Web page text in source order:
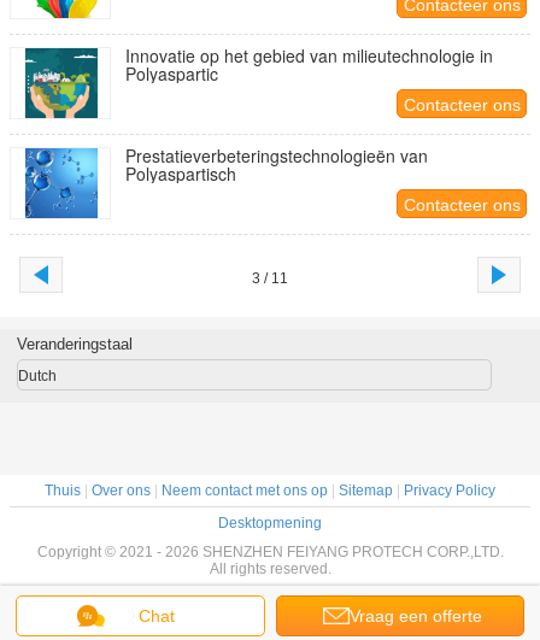
Contacteer ons
Innovatie op het gebied van milieutechnologie in
Polyaspartic
Contacteer ons
Prestatieverbeteringstechnologieën van
Polyaspartisch
Contacteer ons
3 / 11
Chat Vraag een offerte
Veranderingstaal
Dutch
Thuis Over ons Neem contact met ons op Sitemap
Privacy Policy
Desktopmening
Copyright © 2021 - 2026 SHENZHEN FEIYANG PROTECH CORP.,LTD.
All rights reserved.